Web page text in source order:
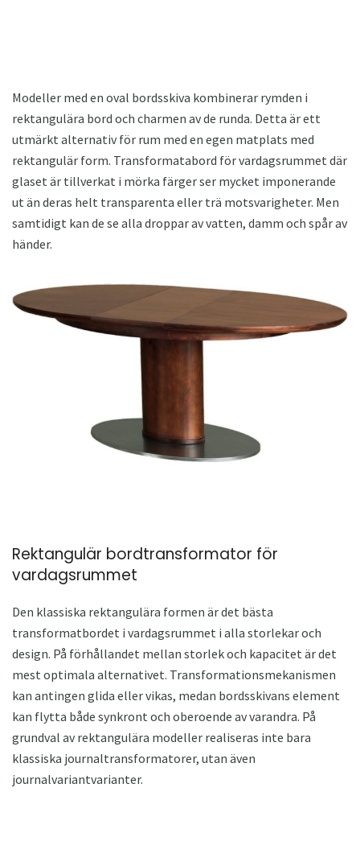
Modeller med en oval bordsskiva kombinerar rymden i
rektangulära bord och charmen av de runda. Detta är ett
utmärkt alternativ för rum med en egen matplats med
rektangulär form. Transformatabord för vardagsrummet där
glaset är tillverkat i mörka färger ser mycket imponerande
ut än deras helt transparenta eller trä motsvarigheter. Men
samtidigt kan de se alla droppar av vatten, damm och spår av
händer.
Rektangulär bordtransformator för
vardagsrummet
Den klassiska rektangulära formen är det bästa
transformatbordet i vardagsrummet i alla storlekar och
design. På förhållandet mellan storlek och kapacitet är det
mest optimala alternativet. Transformationsmekanismen
kan antingen glida eller vikas, medan bordsskivans element
kan flytta både synkront och oberoende av varandra. På
grundval av rektangulära modeller realiseras inte bara
klassiska journaltransformatorer, utan även
journalvariantvarianter.